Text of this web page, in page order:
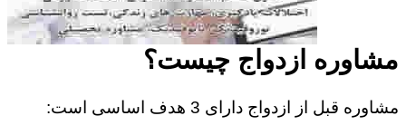
مشاوره ازدواج چیست؟
مشاوره قبل از ازدواج دارای 3 هدف اساسی است: